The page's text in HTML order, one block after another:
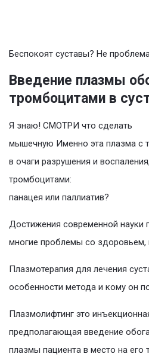
Беспокоят суставы? Не
Введение плазмы
тромбоцитами в
Я знаю! СМОТРИ что сделать
мышечную Именно эта плазма с
в очаги разрушения и
тромбоцитами:
панацея или паллиатив?
Достижения современной науки
многие проблемы со здоровьем,
Плазмотерапия для лечения
особенности метода и кому он
Плазмолифтинг это
предполагающая введение
плазмы пациента в место на его